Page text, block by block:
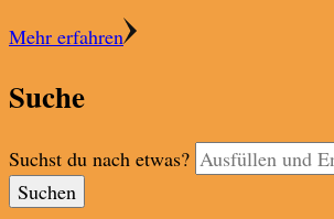
Mehr erfahren
Suche
Suchst du nach etwas?